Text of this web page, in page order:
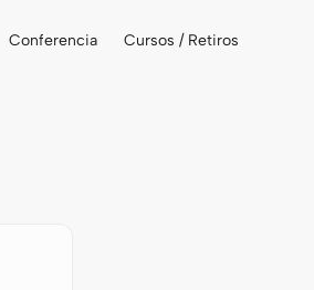
Conferencia Cursos / Retiros